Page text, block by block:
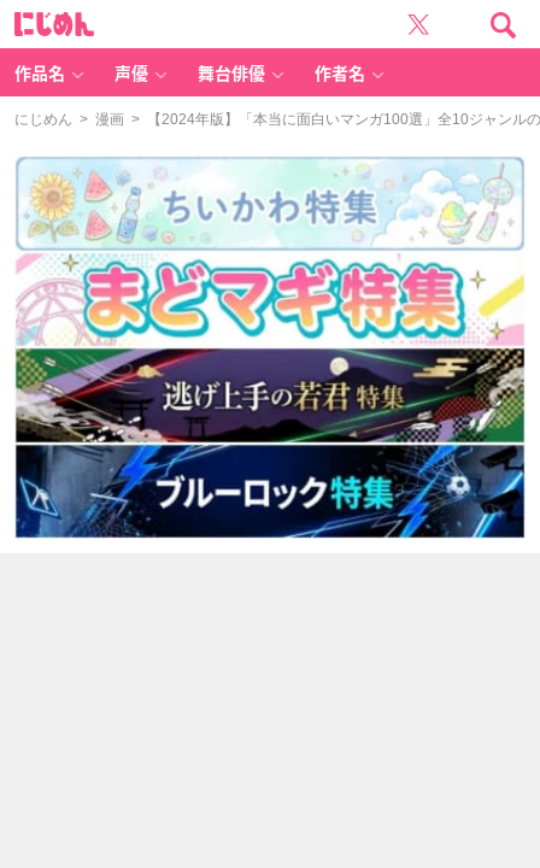
作品名 声優 舞台俳優 作者名
にじめん > 漫画 > 【2024年版】「本当に面白いマンガ100選」全10ジャンル